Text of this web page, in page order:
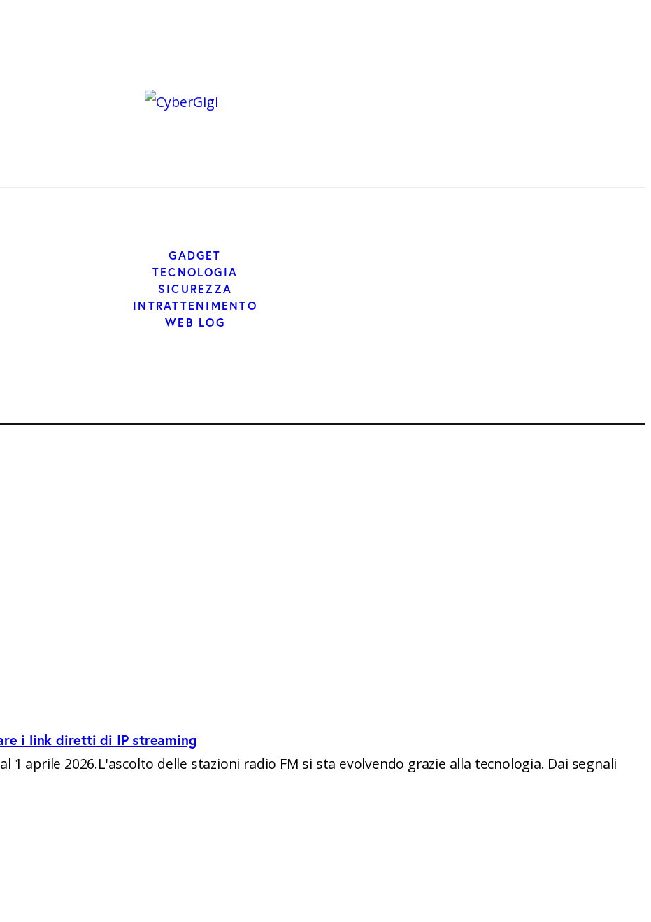
GADGET
TECNOLOGIA
SICUREZZA
INTRATTENIMENTO
WEB LOG
i link diretti di IP streaming
1 aprile 2026.L'ascolto delle stazioni radio FM si sta evolvendo grazie alla tecnologia. Dai segnali